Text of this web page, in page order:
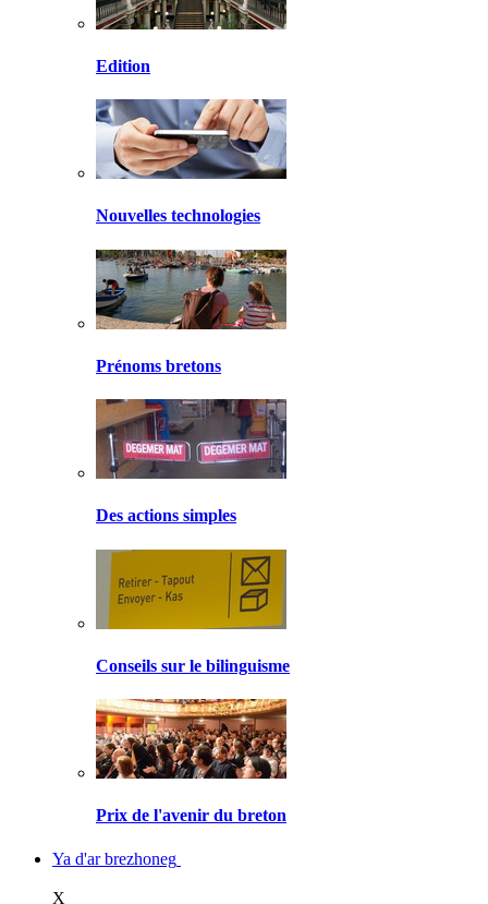
Edition
Nouvelles technologies
Prénoms bretons
Des actions simples
Conseils sur le bilinguisme
Prix de l'avenir du breton
Ya d'ar brezhoneg
X